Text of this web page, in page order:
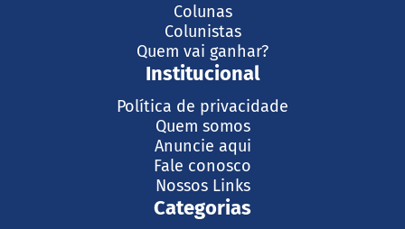
Colunas
Colunistas
Quem vai ganhar?
Institucional
Política de privacidade
Quem somos
Anuncie aqui
Fale conosco
Nossos Links
Categorias